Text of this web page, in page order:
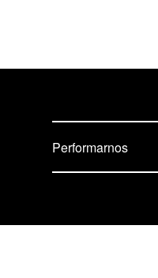
Performarnos